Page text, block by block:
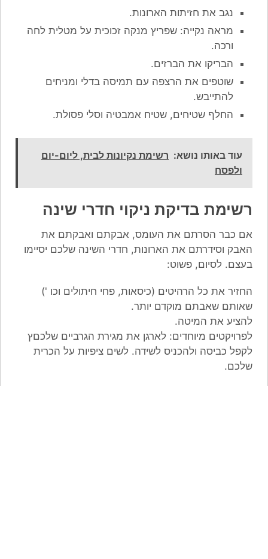
נגב את חזיתות הארונות.
מראה נקייה: שפריץ מנקה זכוכית על מטלית לחה
ורכה.
הבריקו את הברזים.
שוטפים את הרצפה עם תמיסה בדלי ומניחים
להתייבש.
החלף שטיחים, שטיח אמבטיה וסלי פסולת.
עוד באותו נושא: רשימת נקיונות לבית, ליום-יום
ולפסח
רשימת בדיקת ניקוי חדרי שינה
אם כבר הסרתם את העומס, אבקתם ואבקתם את
האבק וסידרתם את הארונות, חדרי השינה שלכם יסיימו
בעצם. לסיום, פשוט:
החזיר את כל הרהיטים (כיסאות, פחי חיתולים וכו ')
שאותם שאבתם מוקדם יותר.
להציע את המיטה.
לפרויקטים מיוחדים: לארגן את מגירת הגרביים שלכםץ
לקפל כביסה ולהכניס לשידה. לשים ציפיות על הכרית
שלכם.